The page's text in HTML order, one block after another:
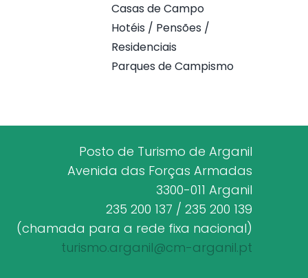
Casas de Campo
Hotéis / Pensões /
Residenciais
Parques de Campismo
Posto de Turismo de Arganil
Avenida das Forças Armadas
3300-011 Arganil
235 200 137 / 235 200 139
(chamada para a rede fixa nacional)
turismo.arganil@cm-arganil.pt